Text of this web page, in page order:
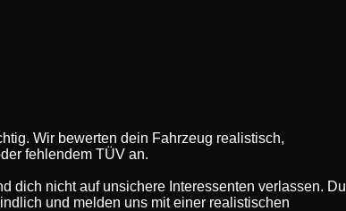
Wir bewerten dein Fahrzeug realistisch,
fehlendem TÜV an.
dich nicht auf unsichere Interessenten verlassen. Du
und melden uns mit einer realistischen